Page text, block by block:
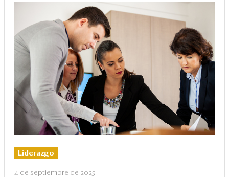
Liderazgo
4 de septiembre de 2025